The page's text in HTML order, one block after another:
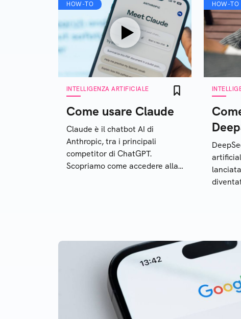
HOW-TO
INTELLIGENZA ARTIFICIALE
Come usare Claude
Claude è il chatbot AI di
Anthropic, tra i principali
competitor di ChatGPT.
Scopriamo come accedere alla
HOW-TO